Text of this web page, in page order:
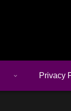
Privacy